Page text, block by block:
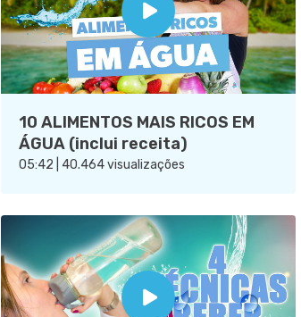
10 ALIMENTOS MAIS RICOS EM
ÁGUA (inclui receita)
05:42 | 40.464 visualizações